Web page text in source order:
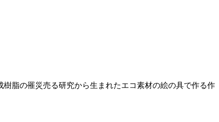
脂の罹災売る研究から生まれたエコ素材の絵の具で作る作